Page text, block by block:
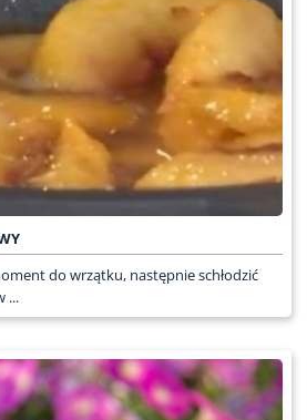
do wrzątku, następnie schłodzić
...